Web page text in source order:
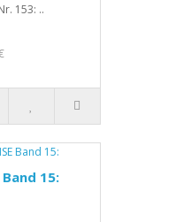
153: ..
Band 15: